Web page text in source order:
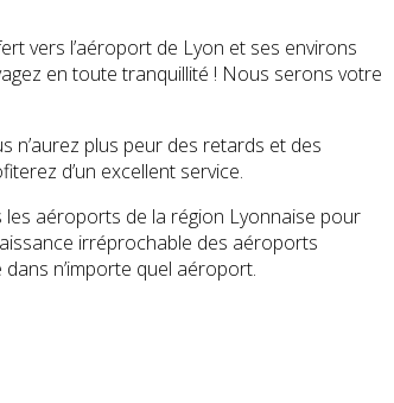
vers l’aéroport de Lyon et ses environs
en toute tranquillité ! Nous serons votre
n’aurez plus peur des retards et des
d’un excellent service.
aéroports de la région Lyonnaise pour
irréprochable des aéroports
n’importe quel aéroport.